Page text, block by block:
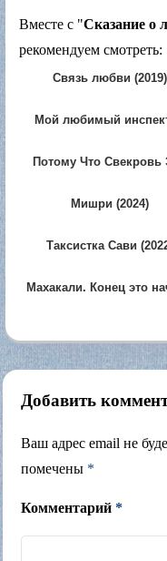
Вместе с "Сказание о
рекомендуем смотреть:
Связь любви (2019)
Мой любимый
Потому Что Свекровь
Мишри (2024)
Таксистка Сави
Махакали. Конец это
Добавить
Ваш адрес email не
помечены *
Комментарий *